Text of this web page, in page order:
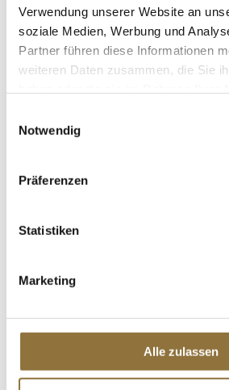
Verwendung unserer Website an
soziale Medien, Werbung und
Partner führen diese Informationen
weiteren Daten zusammen, die Sie
Notwendig
Präferenzen
Statistiken
Marketing
Alle zulassen
€ 9,34
St.
€ 8,42
St.